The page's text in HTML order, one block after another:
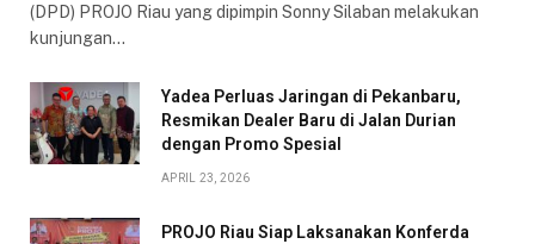
(DPD) PROJO Riau yang dipimpin Sonny Silaban melakukan
kunjungan…
Yadea Perluas Jaringan di Pekanbaru,
Resmikan Dealer Baru di Jalan Durian
dengan Promo Spesial
APRIL 23, 2026
PROJO Riau Siap Laksanakan Konferda